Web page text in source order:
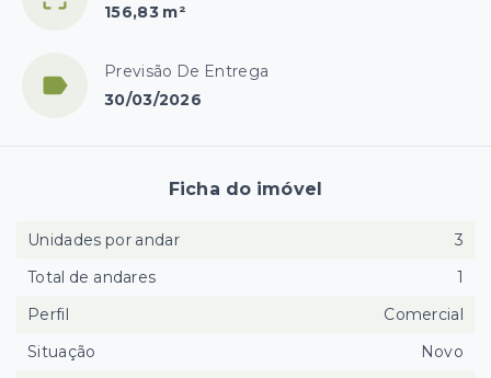
156,83 m²
Previsão De Entrega
30/03/2026
Ficha do imóvel
Unidades por andar
3
Total de andares
1
Perfil
Comercial
Situação
Novo